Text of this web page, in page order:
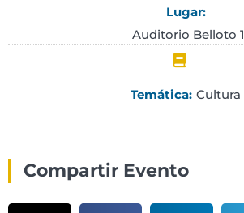
Lugar:
Auditorio Belloto 1
Temática: Cultura
Compartir Evento